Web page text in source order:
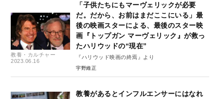
教養・カルチャー
2023.06.16
「子供たちにもマーヴェリックが必要
だ。だから、お前はまだここにいる」最
後の映画スターによる、最後のスター映
画『トップガン マーヴェリック』が救っ
たハリウッドの“現在”
『ハリウッド映画の終焉』より
宇野維正
教養があるとインフルエンサーにはなれ